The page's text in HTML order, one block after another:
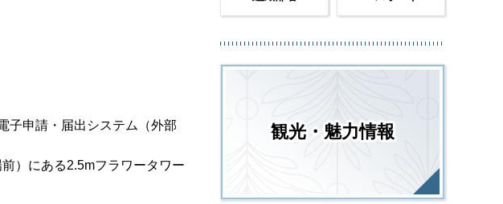
子申請・届出システム（外部
）にある2.5mフラワータワー
観光・魅力情報